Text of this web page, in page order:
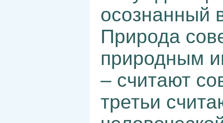
осознанный
Природа
природным
– считают
третьи